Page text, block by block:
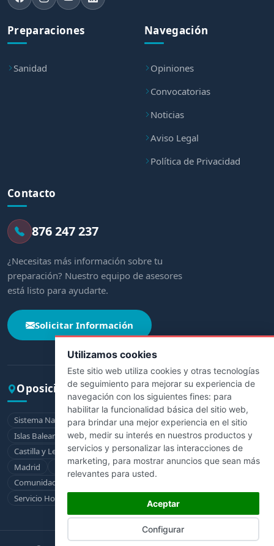
Utilizamos cookies
Este sitio web utiliza cookies y otras tecnologías
de seguimiento para mejorar su experiencia de
navegación con los siguientes fines: para
habilitar la funcionalidad básica del sitio web,
para brindar una mejor experiencia en el sitio
web, medir su interés en nuestros productos y
servicios y personalizar las interacciones de
marketing, para mostrar anuncios que sean más
relevantes para usted.
Aceptar
Configurar
Preparaciones
Sanidad
Navegación
Opiniones
Convocatorias
Noticias
Aviso Legal
Política de Privacidad
Contacto
876 247 237
¿Necesitas más información sobre tu
preparación? Nuestro equipo de asesores
está listo para ayudarte.
Solicitar Información
Oposiciones por comunidad
Sistema Nacional de Salud Andalucía Aragón
Asturias
Islas Baleares
Canarias Cantabria
Castilla-La Mancha
Castilla y León
Cataluña Extremadura Galicia
La Rioja
Madrid
Murcia Navarra
País Vasco
Comunidad Valenciana
Servicio Hospitalario de la Defensa